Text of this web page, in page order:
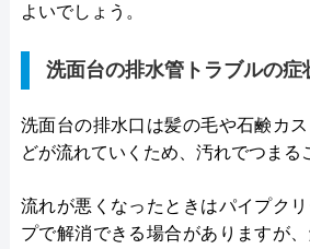
よいでしょう。
洗面台の排水管トラブルの症
洗面台の排水口は髪の毛や石鹸カ
どが流れていくため、汚れでつまる
流れが悪くなったときはパイプク
プで解消できる場合がありますが